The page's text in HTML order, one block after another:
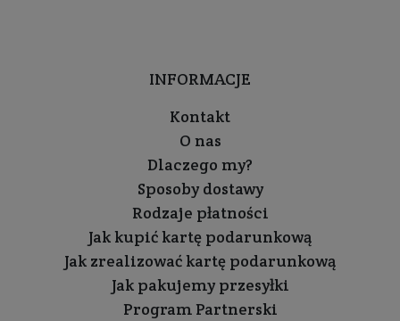
INFORMACJE
Kontakt
O nas
Dlaczego my?
Sposoby dostawy
Rodzaje płatności
Jak kupić kartę podarunkową
Jak zrealizować kartę podarunkową
Jak pakujemy przesyłki
Program Partnerski